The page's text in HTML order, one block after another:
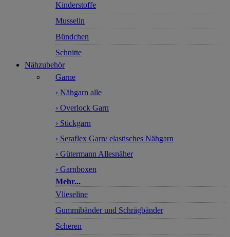
Kinderstoffe
Musselin
Bündchen
Schnitte
Nähzubehör
Garne
› Nähgarn alle
› Overlock Garn
› Stickgarn
› Seraflex Garn/ elastisches Nähgarn
› Gütermann Allesnäher
› Garnboxen
Mehr...
Vlieseline
Gummibänder und Schrägbänder
Scheren